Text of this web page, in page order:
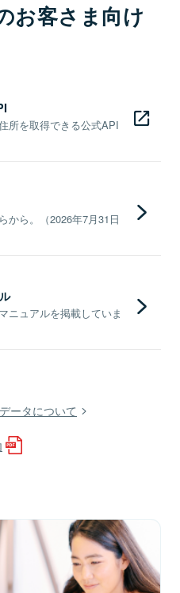
お客さま向け
所を取得できる公式API
から。（2026年7月31日
ニュアルを掲載していま
ータについて